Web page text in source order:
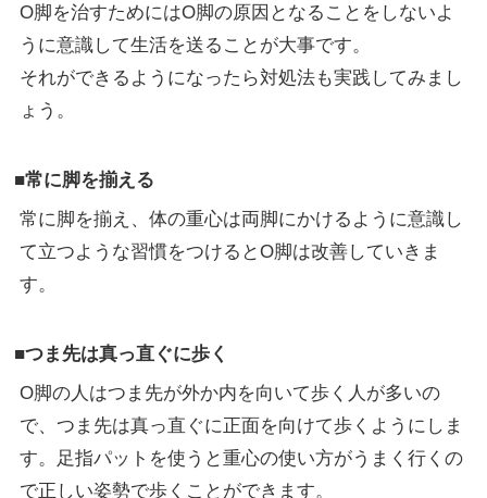
O脚を治すためにはO脚の原因となることをしないよ
うに意識して生活を送ることが大事です。
それができるようになったら対処法も実践してみまし
ょう。
■常に脚を揃える
常に脚を揃え、体の重心は両脚にかけるように意識し
て立つような習慣をつけるとO脚は改善していきま
す。
■つま先は真っ直ぐに歩く
O脚の人はつま先が外か内を向いて歩く人が多いの
で、つま先は真っ直ぐに正面を向けて歩くようにしま
す。足指パットを使うと重心の使い方がうまく行くの
で正しい姿勢で歩くことができます。